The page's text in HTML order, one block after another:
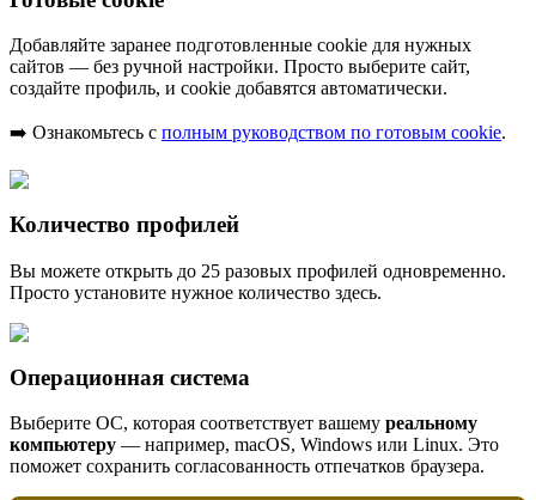
Добавляйте заранее подготовленные cookie для нужных
сайтов — без ручной настройки. Просто выберите сайт,
создайте профиль, и cookie добавятся автоматически.
➡️ Ознакомьтесь с полным руководством по готовым cookie.
Количество профилей
Вы можете открыть до 25 разовых профилей одновременно.
Просто установите нужное количество здесь.
Операционная система
Выберите ОС, которая соответствует вашему реальному
компьютеру — например, macOS, Windows или Linux. Это
поможет сохранить согласованность отпечатков браузера.